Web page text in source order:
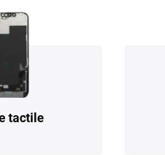
tactile